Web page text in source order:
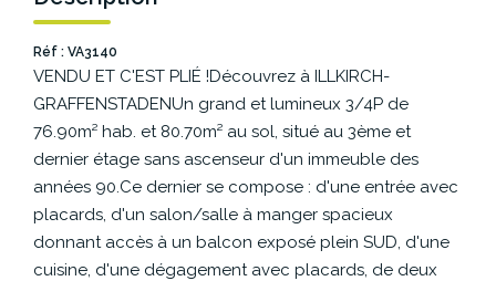
ESPACE BAILLEURS
ESPACE VENDEUR
CONTACT
Réf : VA3140
VENDU ET C'EST PLIÉ !Découvrez à ILLKIRCH-
GRAFFENSTADENUn grand et lumineux 3/4P de
76.90m² hab. et 80.70m² au sol, situé au 3ème et
dernier étage sans ascenseur d'un immeuble des
années 90.Ce dernier se compose : d'une entrée avec
placards, d'un salon/salle à manger spacieux
donnant accès à un balcon exposé plein SUD, d'une
cuisine, d'une dégagement avec placards, de deux